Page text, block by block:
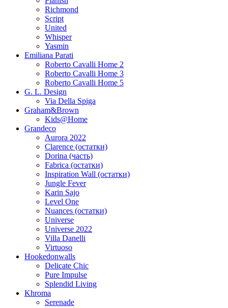
Richmond
Script
United
Whisper
Yasmin
Emiliana Parati
Roberto Cavalli Home 2
Roberto Cavalli Home 3
Roberto Cavalli Home 5
G. L. Design
Via Della Spiga
Graham&Brown
Kids@Home
Grandeco
Aurora 2022
Clarence (остатки)
Dorina (часть)
Fabrica (остатки)
Inspiration Wall (остатки)
Jungle Fever
Karin Sajo
Level One
Nuances (остатки)
Universe
Universe 2022
Villa Danelli
Virtuoso
Hookedonwalls
Delicate Chic
Pure Impulse
Splendid Living
Khroma
Serenade